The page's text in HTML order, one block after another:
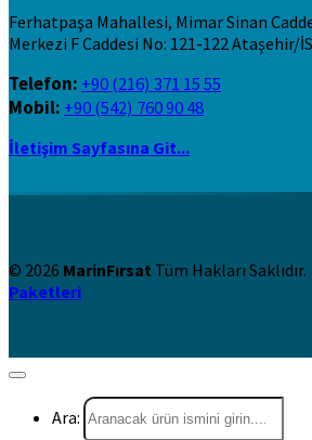
Ferhatpaşa Mahallesi, Mimar Sinan
Merkezi F Caddesi No: 121-122 Ataşehir/
Telefon: +90 (216) 371 15 55
Mobil: +90 (542) 760 90 48
İletişim Sayfasına Git...
© 2026 MarinFırsat Tüm Hakları Saklıdır.
Paketleri
Ara: